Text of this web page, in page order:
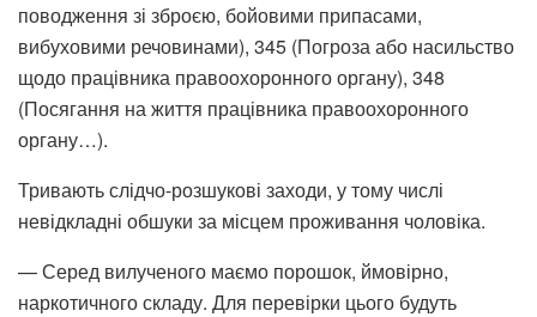
поводження зі зброєю, бойовими припасами,
вибуховими речовинами), 345 (Погроза або насильство
щодо працівника правоохоронного органу), 348
(Посягання на життя працівника правоохоронного
органу…).
Тривають слідчо-розшукові заходи, у тому числі
невідкладні обшуки за місцем проживання чоловіка.
— Серед вилученого маємо порошок, ймовірно,
наркотичного складу. Для перевірки цього будуть